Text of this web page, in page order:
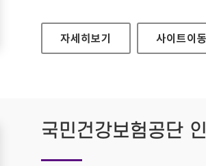
국가유산채널
자세히보기 사이트이동
국민건강보험공단